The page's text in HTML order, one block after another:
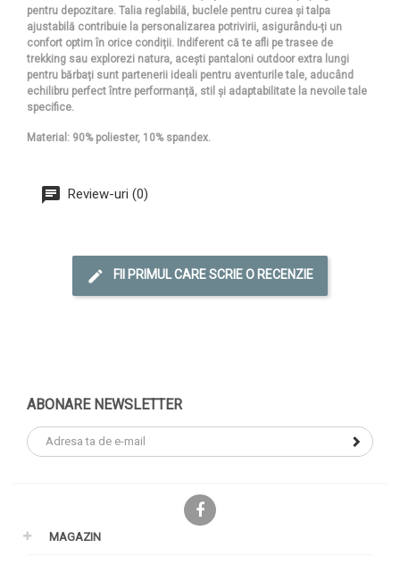
pentru depozitare. Talia reglabilă, buclele pentru curea și talpa
ajustabilă contribuie la personalizarea potrivirii, asigurându-ți un
confort optim în orice condiții. Indiferent că te afli pe trasee de
trekking sau explorezi natura, acești pantaloni outdoor extra lungi
pentru bărbați sunt partenerii ideali pentru aventurile tale, aducând
echilibru perfect între performanță, stil și adaptabilitate la nevoile tale
specifice.
Material: 90% poliester, 10% spandex.
Review-uri (0)
FII PRIMUL CARE SCRIE O RECENZIE
ABONARE NEWSLETTER
MAGAZIN